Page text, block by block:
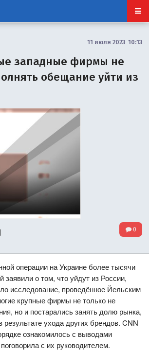
11 июля 2023 10:13
западные фирмы не
обещание уйти из
0
операции на Украине более тысячи
заявили о том, что уйдут из России,
исследование, проведённое Йельским
крупные фирмы не только не
но и постарались занять долю рынка,
ухода других брендов. CNN
ознакомилось с выводами
с их руководителем.